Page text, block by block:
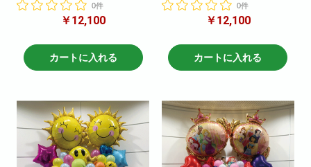
段!様々なキャラクターバルーン
を使ってかわいらしくお作りさ
キャラクターや色目をお伝えい
ただければそのように作成させ
ていただきます!(在庫がない場合
れがないように仕入れはしてお
りますので、当日お急ぎの場合
でも一度お問い合わせ下さいま
0件
￥12,100
カートに入れる
段!様々なキャラクターバルーン
を使ってかわいらしくお作りさ
キャラクターや色目をお伝えい
ただければそのように作成させ
ていただきます!(在庫がない場合
れがないように仕入れはしてお
りますので、当日お急ぎの場合
でも一度お問い合わせ下さいま
0件
￥12,100
カートに入れる